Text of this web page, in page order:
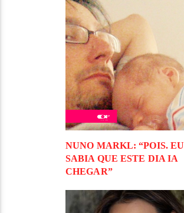
NUNO MARKL: “POIS. EU
SABIA QUE ESTE DIA IA
CHEGAR”